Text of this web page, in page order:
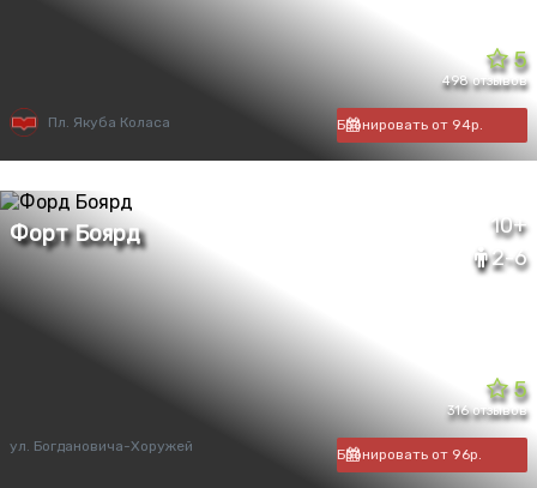
5
498 отзывов
Пл. Якуба Коласа Бронировать от 94р.
10+
2-6
5
316 отзывов
ул. Богдановича-Хоружей Бронировать от 96р.